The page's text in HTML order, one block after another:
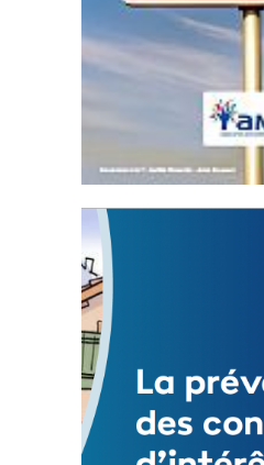
Statut de l’élu local
3 avril 2024
Mise à jour avril 2024
FEUILLETER